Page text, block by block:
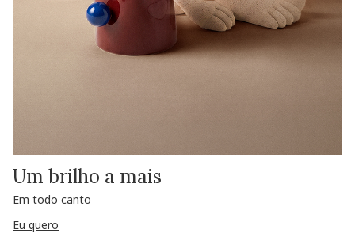
Um brilho a mais
Em todo canto
Eu quero